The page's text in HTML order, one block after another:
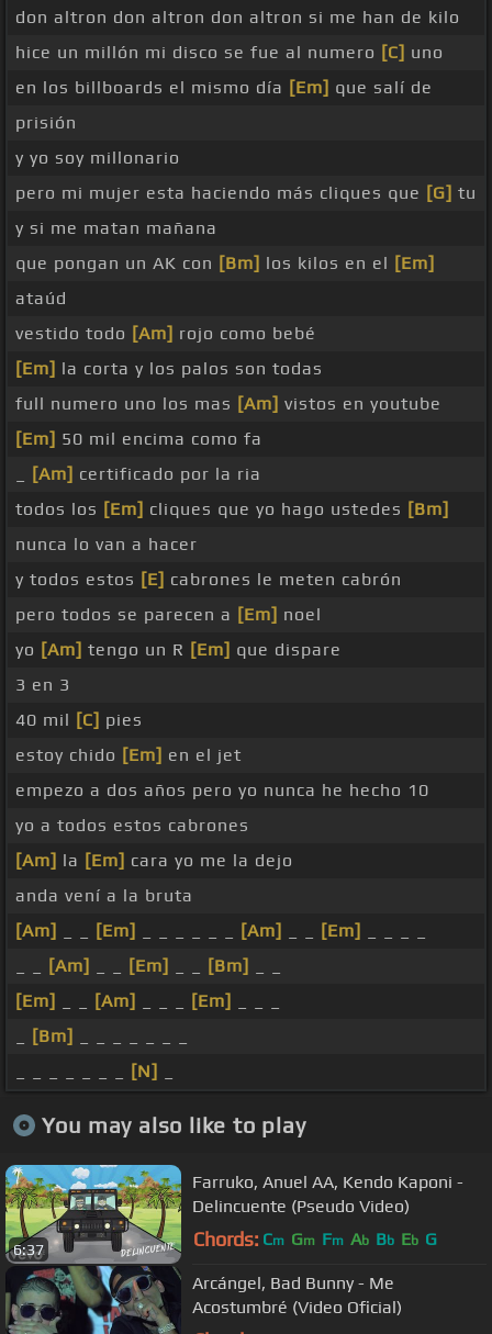
don altron don altron don altron si me han de kilo
hice un millón mi disco se fue al numero [C] uno
en los billboards el mismo día [Em] que salí de
prisión
y yo soy millonario
pero mi mujer esta haciendo más cliques que [G] tu
y si me matan mañana
que pongan un AK con [Bm] los kilos en el [Em]
ataúd
vestido todo [Am] rojo como bebé
[Em] la corta y los palos son todas
full numero uno los mas [Am] vistos en youtube
[Em] 50 mil encima como fa
[Am] certificado por la ria
todos los [Em] cliques que yo hago ustedes [Bm]
nunca lo van a hacer
y todos estos [E] cabrones le meten cabrón
pero todos se parecen a [Em] noel
yo [Am] tengo un R [Em] que dispare
3 en 3
40 mil [C] pies
estoy chido [Em] en el jet
empezo a dos años pero yo nunca he hecho 10
yo a todos estos cabrones
[Am] la [Em] cara yo me la dejo
anda vení a la bruta
[Am]
[Em] [Am] [Em]
[Am] [Em] [Bm]
[Em]
[Am] [Em]
[Bm]
[N]
You may also like to play
6:37
Farruko, Anuel AA, Kendo Kaponi -
Delincuente (Pseudo Video)
Chords: Cm Gm Fm Ab Bb Eb G
Arcángel, Bad Bunny - Me
Acostumbré (Video Oficial)